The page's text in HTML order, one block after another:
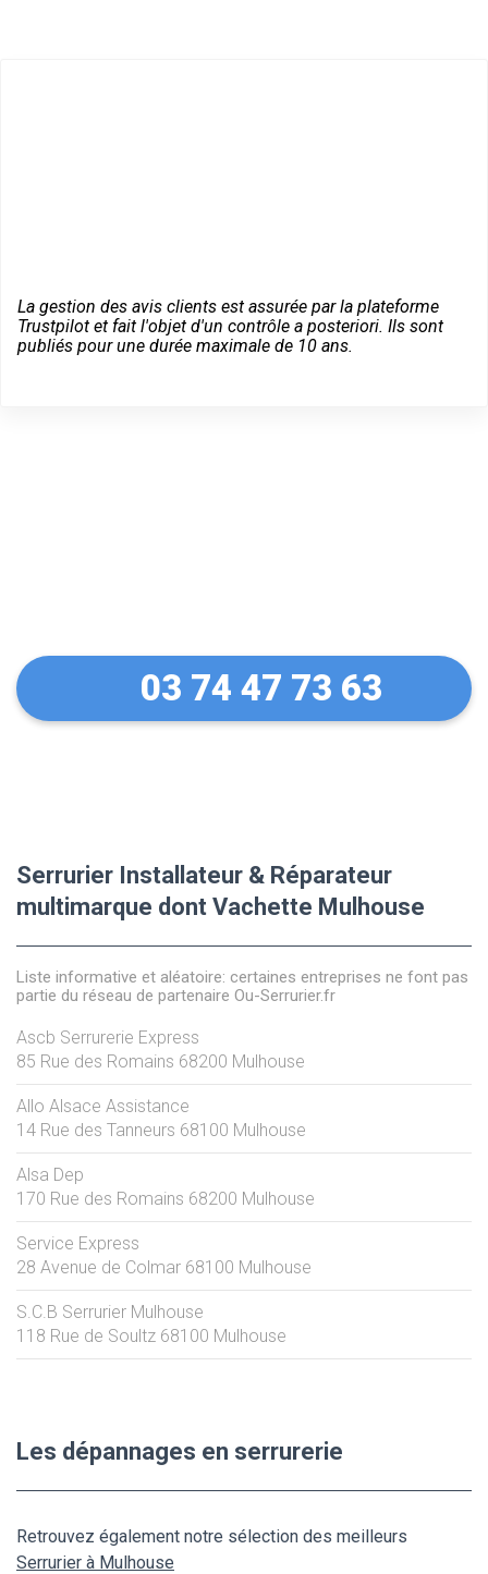
La gestion des avis clients est assurée par la plateforme
Trustpilot et fait l'objet d'un contrôle a posteriori. Ils sont
publiés pour une durée maximale de 10 ans.
03 74 47 73 63
Serrurier Installateur & Réparateur
multimarque dont Vachette Mulhouse
Liste informative et aléatoire: certaines entreprises ne font pas
partie du réseau de partenaire Ou-Serrurier.fr
Ascb Serrurerie Express
85 Rue des Romains 68200 Mulhouse
Allo Alsace Assistance
14 Rue des Tanneurs 68100 Mulhouse
Alsa Dep
170 Rue des Romains 68200 Mulhouse
Service Express
28 Avenue de Colmar 68100 Mulhouse
S.C.B Serrurier Mulhouse
118 Rue de Soultz 68100 Mulhouse
Les dépannages en serrurerie
Retrouvez également notre sélection des meilleurs
Serrurier à Mulhouse